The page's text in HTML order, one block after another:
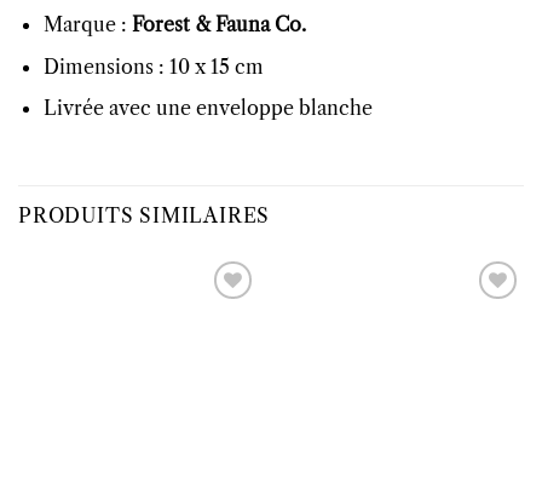
Marque : Forest & Fauna Co.
Dimensions : 10 x 15 cm
Livrée avec une enveloppe blanche
PRODUITS SIMILAIRES